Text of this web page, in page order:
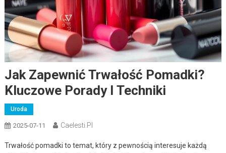
Jak Zapewnić Trwałość Pomadki?
Kluczowe Porady I Techniki
Uroda
2025-07-11 Caelesti.pl
Trwałość pomadki to temat, który z pewnością interesuje każdą